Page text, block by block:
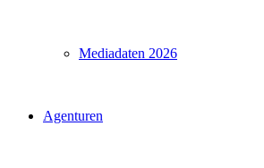
Mediadaten 2026
Agenturen